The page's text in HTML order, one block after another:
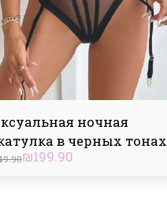
ночная
в черных тонах
₪199.90